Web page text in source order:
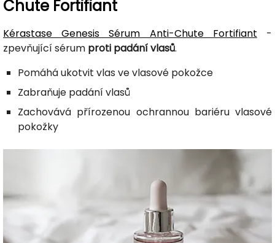
Chute Fortifiant
Kérastase Genesis Sérum Anti-Chute Fortifiant -
zpevňující sérum proti padání vlasů.
Pomáhá ukotvit vlas ve vlasové pokožce
Zabraňuje padání vlasů
Zachovává přírozenou ochrannou bariéru vlasové
pokožky